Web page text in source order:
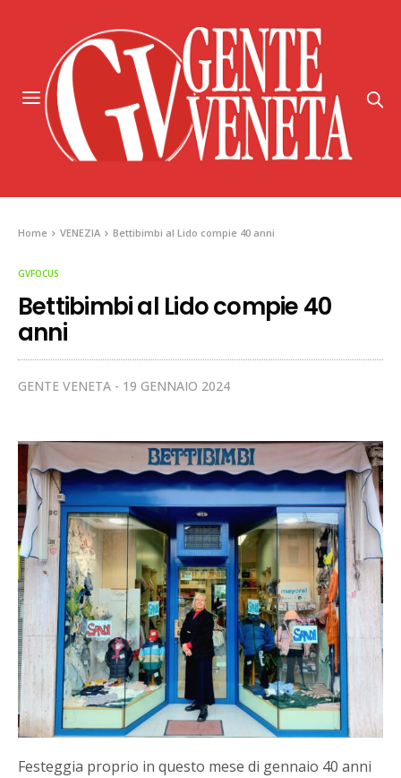
Home VENEZIA Bettibimbi al Lido compie 40 anni
GVFOCUS
Bettibimbi al Lido compie 40
anni
GENTE VENETA 19 GENNAIO 2024
Festeggia proprio in questo mese di gennaio 40 anni